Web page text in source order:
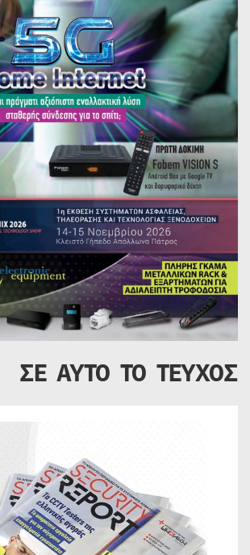
ΣΕ ΑΥΤΟ ΤΟ ΤΕΥΧΟΣ